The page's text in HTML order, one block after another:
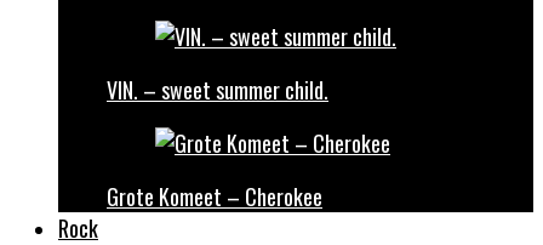
VIN. – sweet summer child.
Grote Komeet – Cherokee
Rock